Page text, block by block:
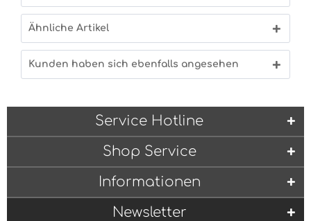
Ähnliche Artikel
Kunden haben sich ebenfalls angesehen
Service Hotline
Shop Service
Informationen
Newsletter